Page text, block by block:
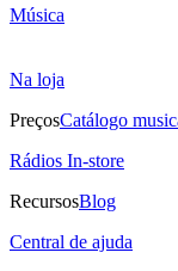
Música
Na loja
PreçosCatálogo
Rádios In-store
RecursosBlog
Central de ajuda